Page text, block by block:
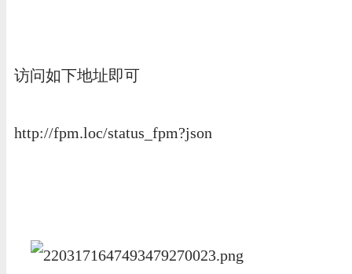
访问如下地址即可
http://fpm.loc/status_fpm?json